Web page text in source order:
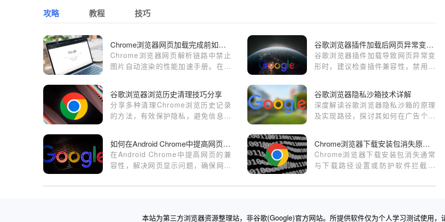
攻略 教程 技巧
Chrome浏览器网页加载完成前如何一键禁止渲染所有的图片
Chrome浏览器网页解析链路中禁止
图片自动渲染的性能加速手册。在预
面展现的瞬时感。
谷歌浏览器插件加载后网页异常变形如何修复样式
谷歌浏览器插件加载导致网页异常变
形时，建议检查插件兼容性，禁用冲
谷歌浏览器浏览历史清理技巧分享
分享多种清理Chrome浏览历史记录
的方法，有效保护隐私，避免信息泄
谷歌浏览器隐私沙箱技术详解
深度解读谷歌浏览器隐私沙箱的原理
及实现路径，探讨其如何在广告个性
如何在Android Chrome中提高网页的兼容性
在Android Chrome中提高网页的兼
容性，解决网页显示问题，确保网页
提升用户浏览体验。
Chrome浏览器下载安装包消失原因与找回
Chrome浏览器下载安装包消失通常
与下载路径设置或防护软件拦截有
认路径或重新下载，可有效找回丢失
本站为第三方浏览器资源整理站，非谷歌(Google)官方网站。所提供软件仅为个人学习测试使用，